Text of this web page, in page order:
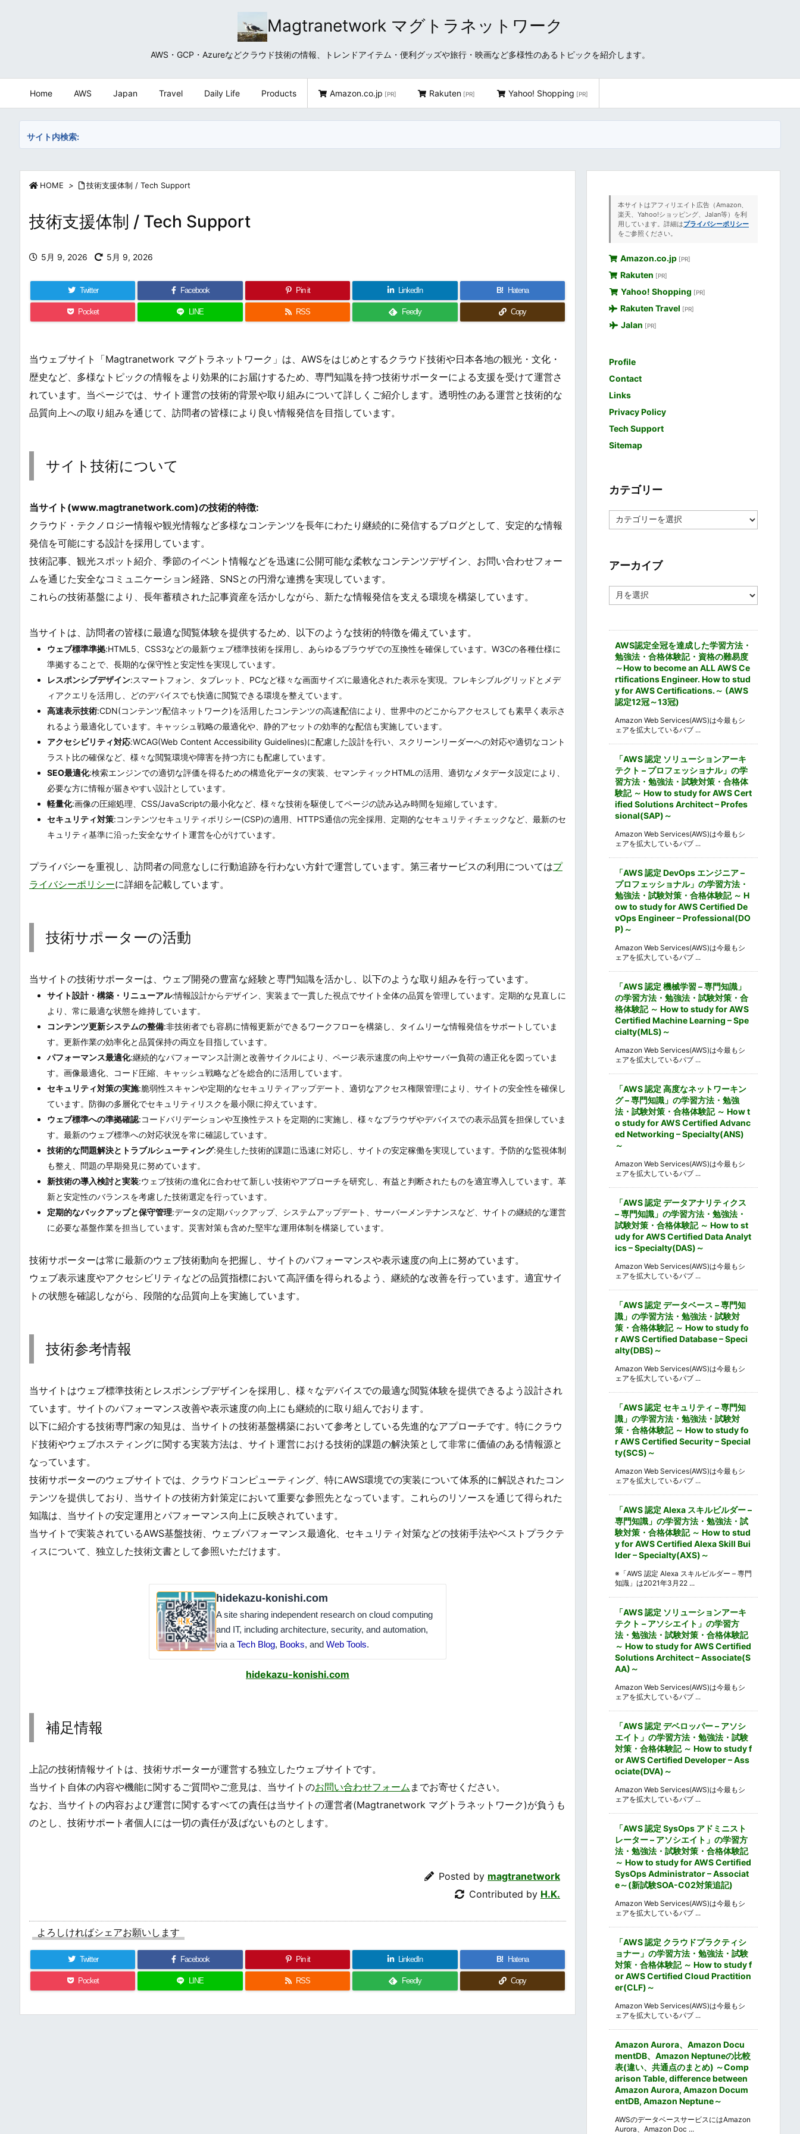
Magtranetwork マグトラネットワーク
AWS・GCP・Azureなどクラウド技術の情報、トレンドアイテム・便利グッズや旅行・映画など多様性のあるトピックを紹介します。
Home AWS Japan Travel Daily Life Products Amazon.co.jp [PR] Rakuten [PR] Yahoo! Shopping [PR]
サイト内検索:
HOME > 技術支援体制 / Tech Support
技術支援体制 / Tech Support
5月 9, 2026 5月 9, 2026
Twitter Facebook Pin it LinkedIn B! Hatena
Pocket LINE RSS Feedly Copy
当ウェブサイト「Magtranetwork マグトラネットワーク」は、AWSをはじめとするクラウド技術や日本各地の観光・文化・
歴史など、多様なトピックの情報をより効果的にお届けするため、専門知識を持つ技術サポーターによる支援を受けて運営さ
れています。当ページでは、サイト運営の技術的背景や取り組みについて詳しくご紹介します。透明性のある運営と技術的な
品質向上への取り組みを通じて、訪問者の皆様により良い情報発信を目指しています。
サイト技術について
当サイト(www.magtranetwork.com)の技術的特徴:
クラウド・テクノロジー情報や観光情報など多様なコンテンツを長年にわたり継続的に発信するブログとして、安定的な情報
発信を可能にする設計を採用しています。
技術記事、観光スポット紹介、季節のイベント情報などを迅速に公開可能な柔軟なコンテンツデザイン、お問い合わせフォー
ムを通じた安全なコミュニケーション経路、SNSとの円滑な連携を実現しています。
これらの技術基盤により、長年蓄積された記事資産を活かしながら、新たな情報発信を支える環境を構築しています。
当サイトは、訪問者の皆様に最適な閲覧体験を提供するため、以下のような技術的特徴を備えています。
ウェブ標準準拠:HTML5、CSS3などの最新ウェブ標準技術を採用し、あらゆるブラウザでの互換性を確保しています。W3Cの各種仕様に
準拠することで、長期的な保守性と安定性を実現しています。
レスポンシブデザイン:スマートフォン、タブレット、PCなど様々な画面サイズに最適化された表示を実現。フレキシブルグリッドとメデ
ィアクエリを活用し、どのデバイスでも快適に閲覧できる環境を整えています。
高速表示技術:CDN(コンテンツ配信ネットワーク)を活用したコンテンツの高速配信により、世界中のどこからアクセスしても素早く表示さ
れるよう最適化しています。キャッシュ戦略の最適化や、静的アセットの効率的な配信も実施しています。
アクセシビリティ対応:WCAG(Web Content Accessibility Guidelines)に配慮した設計を行い、スクリーンリーダーへの対応や適切なコント
ラスト比の確保など、様々な閲覧環境や障害を持つ方にも配慮しています。
SEO最適化:検索エンジンでの適切な評価を得るための構造化データの実装、セマンティックHTMLの活用、適切なメタデータ設定により、
必要な方に情報が届きやすい設計としています。
軽量化:画像の圧縮処理、CSS/JavaScriptの最小化など、様々な技術を駆使してページの読み込み時間を短縮しています。
セキュリティ対策:コンテンツセキュリティポリシー(CSP)の適用、HTTPS通信の完全採用、定期的なセキュリティチェックなど、最新のセ
キュリティ基準に沿った安全なサイト運営を心がけています。
プライバシーを重視し、訪問者の同意なしに行動追跡を行わない方針で運営しています。第三者サービスの利用についてはプ
ライバシーポリシーに詳細を記載しています。
技術サポーターの活動
当サイトの技術サポーターは、ウェブ開発の豊富な経験と専門知識を活かし、以下のような取り組みを行っています。
サイト設計・構築・リニューアル:情報設計からデザイン、実装まで一貫した視点でサイト全体の品質を管理しています。定期的な見直しに
より、常に最適な状態を維持しています。
コンテンツ更新システムの整備:非技術者でも容易に情報更新ができるワークフローを構築し、タイムリーな情報発信をサポートしていま
す。更新作業の効率化と品質保持の両立を目指しています。
パフォーマンス最適化:継続的なパフォーマンス計測と改善サイクルにより、ページ表示速度の向上やサーバー負荷の適正化を図っていま
す。画像最適化、コード圧縮、キャッシュ戦略などを総合的に活用しています。
セキュリティ対策の実施:脆弱性スキャンや定期的なセキュリティアップデート、適切なアクセス権限管理により、サイトの安全性を確保し
ています。防御の多層化でセキュリティリスクを最小限に抑えています。
ウェブ標準への準拠確認:コードバリデーションや互換性テストを定期的に実施し、様々なブラウザやデバイスでの表示品質を担保していま
す。最新のウェブ標準への対応状況を常に確認しています。
技術的な問題解決とトラブルシューティング:発生した技術的課題に迅速に対応し、サイトの安定稼働を実現しています。予防的な監視体制
も整え、問題の早期発見に努めています。
新技術の導入検討と実装:ウェブ技術の進化に合わせて新しい技術やアプローチを研究し、有益と判断されたものを適宜導入しています。革
新と安定性のバランスを考慮した技術選定を行っています。
定期的なバックアップと保守管理:データの定期バックアップ、システムアップデート、サーバーメンテナンスなど、サイトの継続的な運営
に必要な基盤作業を担当しています。災害対策も含めた堅牢な運用体制を構築しています。
技術サポーターは常に最新のウェブ技術動向を把握し、サイトのパフォーマンスや表示速度の向上に努めています。
ウェブ表示速度やアクセシビリティなどの品質指標において高評価を得られるよう、継続的な改善を行っています。適宜サイ
トの状態を確認しながら、段階的な品質向上を実施しています。
技術参考情報
当サイトはウェブ標準技術とレスポンシブデザインを採用し、様々なデバイスでの最適な閲覧体験を提供できるよう設計され
ています。サイトのパフォーマンス改善や表示速度の向上にも継続的に取り組んでおります。
以下に紹介する技術専門家の知見は、当サイトの技術基盤構築において参考としている先進的なアプローチです。特にクラウ
ド技術やウェブホスティングに関する実装方法は、サイト運営における技術的課題の解決策として非常に価値のある情報源と
なっています。
技術サポーターのウェブサイトでは、クラウドコンピューティング、特にAWS環境での実装について体系的に解説されたコン
テンツを提供しており、当サイトの技術方針策定において重要な参照先となっています。これらのリソースを通じて得られた
知識は、当サイトの安定運用とパフォーマンス向上に反映されています。
当サイトで実装されているAWS基盤技術、ウェブパフォーマンス最適化、セキュリティ対策などの技術手法やベストプラクテ
ィスについて、独立した技術文書として参照いただけます。
hidekazu-konishi.com
A site sharing independent research on cloud computing
and IT, including architecture, security, and automation,
via a Tech Blog, Books, and Web Tools.
hidekazu-konishi.com
補足情報
上記の技術情報サイトは、技術サポーターが運営する独立したウェブサイトです。
当サイト自体の内容や機能に関するご質問やご意見は、当サイトのお問い合わせフォーム までお寄せください。
なお、当サイトの内容および運営に関するすべての責任は当サイトの運営者(Magtranetwork マグトラネットワーク)が負うも
のとし、技術サポート者個人には一切の責任が及ばないものとします。
Posted by magtranetwork
Contributed by H.K.
よろしければシェアお願いします
Twitter Facebook Pin it LinkedIn B! Hatena
Pocket LINE RSS Feedly Copy
本サイトはアフィリエイト広告（Amazon、
楽天、Yahoo!ショッピング、Jalan等）を利
用しています。詳細はプライバシーポリシー
をご参照ください。
Amazon.co.jp [PR]
Rakuten [PR]
Yahoo! Shopping [PR]
Rakuten Travel [PR]
Jalan [PR]
Profile
Contact
Links
Privacy Policy
Tech Support
Sitemap
カテゴリー
テ
ー
アーカイブ
ー
AWS認定全冠を達成した学習方法・
勉強法・合格体験記・資格の難易度
～How to become an ALL AWS Ce
rtifications Engineer. How to stud
y for AWS Certifications.～ (AWS
認定12冠～13冠)
Amazon Web Services(AWS)は今最もシ
ェアを拡大しているパブ ...
「AWS 認定 ソリューションアーキ
テクト – プロフェッショナル」の学
習方法・勉強法・試験対策・合格体
験記 ～ How to study for AWS Cert
ified Solutions Architect – Profes
sional(SAP)～
Amazon Web Services(AWS)は今最もシ
ェアを拡大しているパブ ...
「AWS 認定 DevOps エンジニア –
プロフェッショナル」の学習方法・
勉強法・試験対策・合格体験記 ～ H
ow to study for AWS Certified De
vOps Engineer – Professional(DO
P)～
Amazon Web Services(AWS)は今最もシ
ェアを拡大しているパブ ...
「AWS 認定 機械学習 – 専門知識」
の学習方法・勉強法・試験対策・合
格体験記 ～ How to study for AWS
Certified Machine Learning – Spe
cialty(MLS)～
Amazon Web Services(AWS)は今最もシ
ェアを拡大しているパブ ...
「AWS 認定 高度なネットワーキン
グ – 専門知識」の学習方法・勉強
法・試験対策・合格体験記 ～ How t
o study for AWS Certified Advanc
ed Networking – Specialty(ANS)
～
Amazon Web Services(AWS)は今最もシ
ェアを拡大しているパブ ...
「AWS 認定 データアナリティクス
– 専門知識」の学習方法・勉強法・
試験対策・合格体験記 ～ How to st
udy for AWS Certified Data Analyt
ics – Specialty(DAS)～
Amazon Web Services(AWS)は今最もシ
ェアを拡大しているパブ ...
「AWS 認定 データベース – 専門知
識」の学習方法・勉強法・試験対
策・合格体験記 ～ How to study fo
r AWS Certified Database – Speci
alty(DBS)～
Amazon Web Services(AWS)は今最もシ
ェアを拡大しているパブ ...
「AWS 認定 セキュリティ – 専門知
識」の学習方法・勉強法・試験対
策・合格体験記 ～ How to study fo
r AWS Certified Security – Special
ty(SCS)～
Amazon Web Services(AWS)は今最もシ
ェアを拡大しているパブ ...
「AWS 認定 Alexa スキルビルダー –
専門知識」の学習方法・勉強法・試
験対策・合格体験記 ～ How to stud
y for AWS Certified Alexa Skill Bui
lder – Specialty(AXS)～
※「AWS 認定 Alexa スキルビルダー – 専門
知識」は2021年3月22 ...
「AWS 認定 ソリューションアーキ
テクト – アソシエイト」の学習方
法・勉強法・試験対策・合格体験記
～ How to study for AWS Certified
Solutions Architect – Associate(S
AA)～
Amazon Web Services(AWS)は今最もシ
ェアを拡大しているパブ ...
「AWS 認定 デベロッパー – アソシ
エイト」の学習方法・勉強法・試験
対策・合格体験記 ～ How to study f
or AWS Certified Developer – Ass
ociate(DVA)～
Amazon Web Services(AWS)は今最もシ
ェアを拡大しているパブ ...
「AWS 認定 SysOps アドミニスト
レーター – アソシエイト」の学習方
法・勉強法・試験対策・合格体験記
～ How to study for AWS Certified
SysOps Administrator – Associat
e～(新試験SOA-C02対策追記)
Amazon Web Services(AWS)は今最もシ
ェアを拡大しているパブ ...
「AWS 認定 クラウドプラクティシ
ョナー」の学習方法・勉強法・試験
対策・合格体験記 ～ How to study f
or AWS Certified Cloud Practition
er(CLF)～
Amazon Web Services(AWS)は今最もシ
ェアを拡大しているパブ ...
Amazon Aurora、Amazon Docu
mentDB、Amazon Neptuneの比較
表(違い、共通点のまとめ) ～Comp
arison Table, difference between
Amazon Aurora, Amazon Docum
entDB, Amazon Neptune～
AWSのデータベースサービスにはAmazon
Aurora、Amazon Doc ...